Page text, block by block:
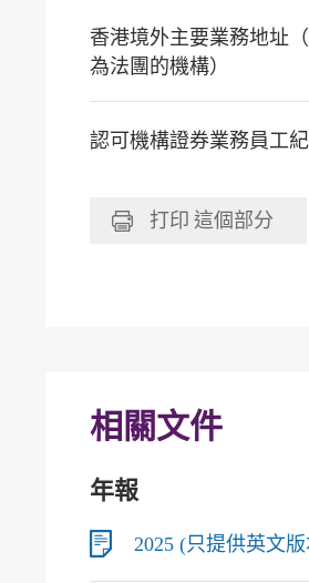
香港境外主要業務地址
為法團的機構）
認可機構證券業務員工
打印 這個部分
相關文件
年報
2025 (只提供英文